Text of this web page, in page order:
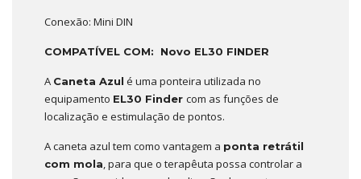
Conexão: Mini DIN
COMPATÍVEL COM: Novo EL30 FINDER
A Caneta Azul é uma ponteira utilizada no
equipamento EL30 Finder com as funções de
localização e estimulação de pontos.
A caneta azul tem como vantagem a ponta retrátil
com mola, para que o terapêuta possa controlar a